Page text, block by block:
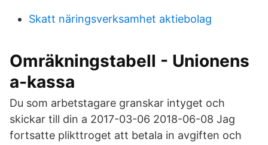
Skatt näringsverksamhet aktiebolag
Omräkningstabell - Unionens
a-kassa
Du som arbetstagare granskar intyget och
skickar till din a 2017-03-06 2018-06-08 Jag
fortsatte plikttroget att betala in avgiften och